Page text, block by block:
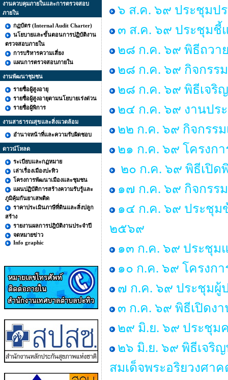
งานควบคุมภายในและการตรวจสอบ
ภายใน
กฏบัตร (Internal Audit Charter)
นโยบายและขั้นตอนการปฏิบัติงาน
ตรวจสอบภายใน
การบริหารความเสี่ยง
แผนการตรวจสอบภายใน
งานพัฒนาชุมชน
รายชื่อผู้สูงอายุ
รายชื่อผู้สูงอายุตามนโยบายเร่งด่วน
รายชื่อผู้พิการ
งานสาธารณสุขและสิ่งแวดล้อม
อำนาจหน้าที่และความรับผิดชอบ
ดาวน์โหลด
ระเบียบและกฏหมาย
เล่าเรื่องเมืองปะทิว
โครงการพัฒนาเมืองและชุมชน
แผนปฏิบัติการสร้างความรับรู้และ
ภูมิคุ้มกันยาเสพติด
ราคาประเมินภาษีที่ดินและสิ่งปลูก
สร้าง
รายงานผลการปฎิบัติงานประจำปี
จดหมายข่าว
Info graphic
๖ ส.ค. ๖๙ ประชุมป
๓ ส.ค. ๖๙ ประชุมชี้
๒๘ ก.ค. ๖๙ พิธีถวา
๒๘ ก.ค. ๖๙ กิจกรร
๒๘ ก.ค. ๖๙ พิธีเจริ
๒๔ ก.ค. ๖๙ งานปร
๒๒ ก.ค. ๖๙ กิจกรร
๒๑ ก.ค. ๖๙ โครงก
๒๐ ก.ค. ๖๙ พิธีเปิ
๑๗ ก.ค. ๖๙ กิจกรร
๑๔ ก.ค. ๖๙ ประชุม
๒๕๖๙
๑๓ ก.ค. ๖๙ ประชุม
๑๐ ก.ค. ๖๙ โครงก
๗ ก.ค. ๖๙ ประชุมผู้
๓ ก.ค. ๖๙ พิธีเปิดงา
๒๙ มิ.ย. ๖๙ ประชุม
๒๖ มิ.ย. ๖๙ พิธีเจริ
สมเด็จพระอริยวงศ